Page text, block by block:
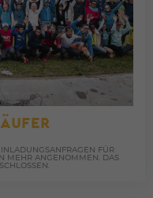
FÜR
MEHR ANGENOMMEN. DAS